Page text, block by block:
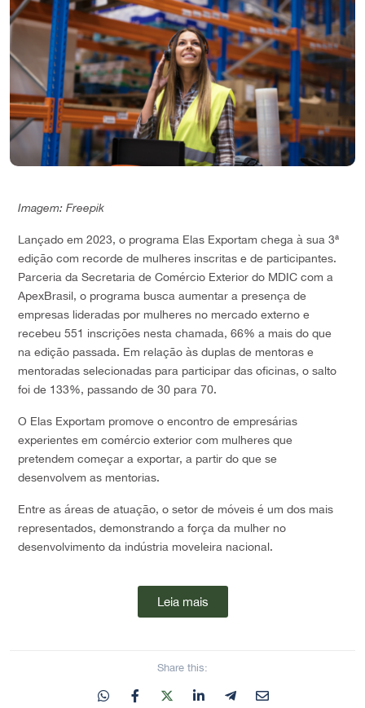
Imagem: Freepik
Lançado em 2023, o programa Elas Exportam chega à sua 3ª
edição com recorde de mulheres inscritas e de participantes.
Parceria da Secretaria de Comércio Exterior do MDIC com a
ApexBrasil, o programa busca aumentar a presença de
empresas lideradas por mulheres no mercado externo e
recebeu 551 inscrições nesta chamada, 66% a mais do que
na edição passada. Em relação às duplas de mentoras e
mentoradas selecionadas para participar das oficinas, o salto
foi de 133%, passando de 30 para 70.
O Elas Exportam promove o encontro de empresárias
experientes em comércio exterior com mulheres que
pretendem começar a exportar, a partir do que se
desenvolvem as mentorias.
Entre as áreas de atuação, o setor de móveis é um dos mais
representados, demonstrando a força da mulher no
desenvolvimento da indústria moveleira nacional.
Leia mais
Share this: